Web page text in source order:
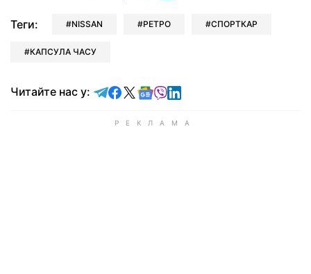
Теги: NISSAN РЕТРО СПОРТКАР
КАПСУЛА ЧАСУ
Читайте нас у: Читайте у Telegram
Читайте у Facebook
Читайте у X
Читайте у Google news
Читайте у Viber
Читайте у LinkedIn